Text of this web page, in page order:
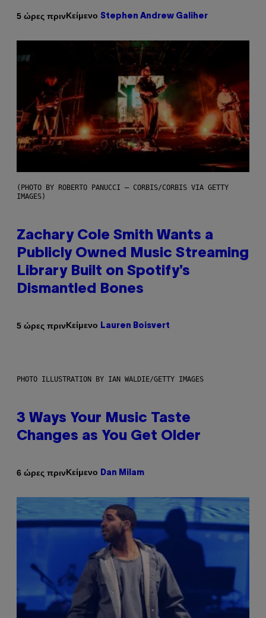
5 ώρες πρινΚείμενο Stephen Andrew Galiher
(PHOTO BY ROBERTO PANUCCI – CORBIS/CORBIS VIA GETTY
IMAGES)
Zachary Cole Smith Wants a
Publicly Owned Music Streaming
Library Built on Spotify’s
Dismantled Bones
5 ώρες πρινΚείμενο Lauren Boisvert
PHOTO ILLUSTRATION BY IAN WALDIE/GETTY IMAGES
3 Ways Your Music Taste
Changes as You Get Older
6 ώρες πρινΚείμενο Dan Milam